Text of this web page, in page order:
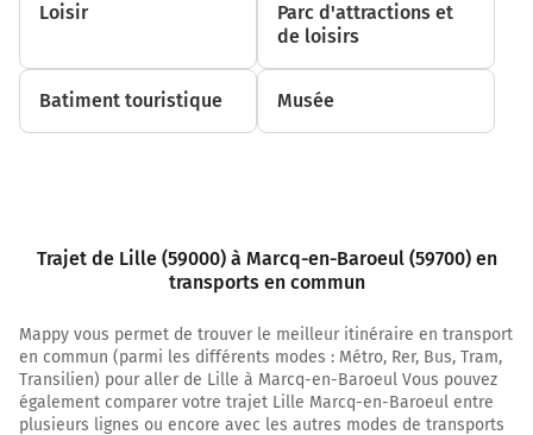
Loisir
Parc d'attractions et
de loisirs
Batiment touristique Musée
Trajet de Lille (59000) à Marcq-en-Baroeul (59700) en
transports en commun
Mappy vous permet de trouver le meilleur itinéraire en transport
en commun (parmi les différents modes : Métro, Rer, Bus, Tram,
Transilien) pour aller de Lille à Marcq-en-Baroeul Vous pouvez
également comparer votre trajet Lille Marcq-en-Baroeul entre
plusieurs lignes ou encore avec les autres modes de transports